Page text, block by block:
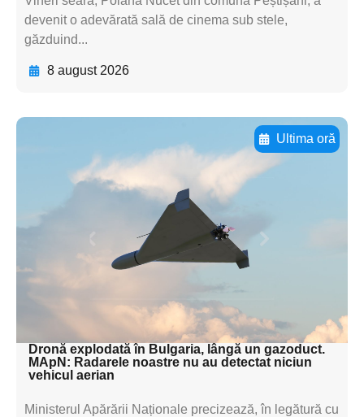
devenit o adevărată sală de cinema sub stele,
găzduind...
8 august 2026
Ultima oră
Adaugă aici textul pentru
subtitluAdaugă aici
textul pentru
subtitluAdaugă aici
textul pentru
subtitluAdaugă aici
textul pentru subti
Dronă explodată în Bulgaria, lângă un gazoduct.
MApN: Radarele noastre nu au detectat niciun
vehicul aerian
Ministerul Apărării Naționale precizează, în legătură cu